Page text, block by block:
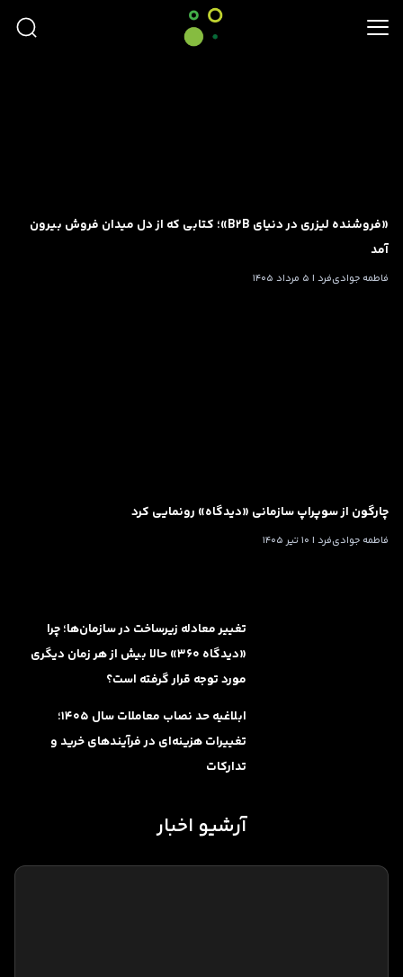
«فروشنده لیزری در دنیای B2B»؛ کتابی که از دل میدان فروش بیرون
آمد
فاطمه جوادی‌فرد | 5 مرداد 1405
چارگون از سوپراپ سازمانی «دیدگاه» رونمایی کرد
فاطمه جوادی‌فرد | 10 تیر 1405
تغییر معادله زیرساخت در سازمان‌ها؛ چرا
«دیدگاه ۳۶۰» حالا بیش از هر زمان دیگری
مورد توجه قرار گرفته است؟
ابلاغیه حد نصاب معاملات سال ۱۴۰۵؛
تغییرات هزینه‌ای در فرآیندهای خرید و
تدارکات
آرشیو اخبار